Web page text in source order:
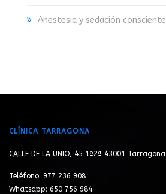
Anestesia y sedación consciente
CLÍNICA TARRAGONA
CALLE DE LA UNIO, 45 1º2ª 43001 Tarragona
Teléfono: 977 236 908
Whatsapp: 650 756 984